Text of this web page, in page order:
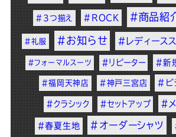
#3つ揃え #ROCK #商品紹
#礼服 #お知らせ #レディース
#フォーマルスーツ #リピーター #新
#福岡天神店 #神戸三宮店 #ビ
#クラシック #セットアップ #
#春夏生地 #オーダーシャツ